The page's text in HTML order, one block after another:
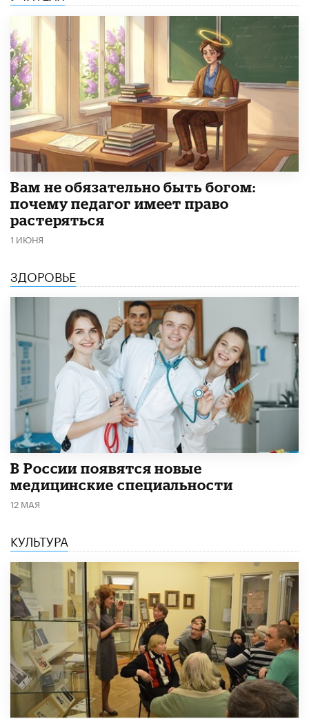
​Вам не обязательно быть богом:
почему педагог имеет право
растеряться
1 ИЮНЯ
ЗДОРОВЬЕ
В России появятся новые
медицинские специальности
12 МАЯ
КУЛЬТУРА